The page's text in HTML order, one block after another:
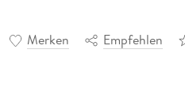
Merken Empfehlen